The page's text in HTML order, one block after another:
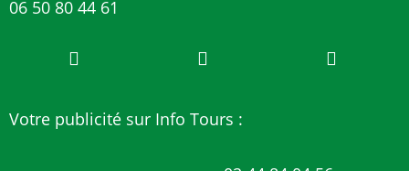
06 50 80 44 61
Votre publicité sur Info Tours :